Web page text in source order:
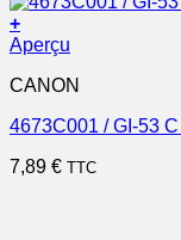
+
Aperçu
CANON
4673C001 / GI-53
7,89 € TTC